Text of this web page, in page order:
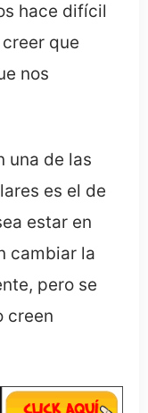
hace difícil
que
nos
una de las
es el de
estar en
cambiar la
pero se
creen